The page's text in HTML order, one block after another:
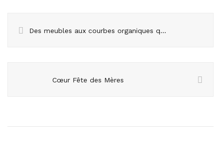
Des meubles aux courbes organiques qui reflètent l’esprit de Bali
Cœur Fête des Mères